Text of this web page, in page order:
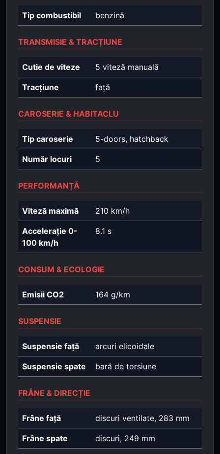
Tip combustibil benzină
TRANSMISIE & TRACȚIUNE
Cutie de viteze 5 viteză manuală
Tracțiune față
CAROSERIE & HABITACLU
Tip caroserie 5-doors, hatchback
Număr locuri 5
PERFORMANȚĂ
Viteză maximă 210 km/h
Accelerație 0-
100 km/h
8.1 s
CONSUM & ECOLOGIE
Emisii CO2 164 g/km
SUSPENSIE
Suspensie față arcuri elicoidale
Suspensie spate bară de torsiune
FRÂNE & DIRECȚIE
Frâne față discuri ventilate, 283 mm
Frâne spate discuri, 249 mm